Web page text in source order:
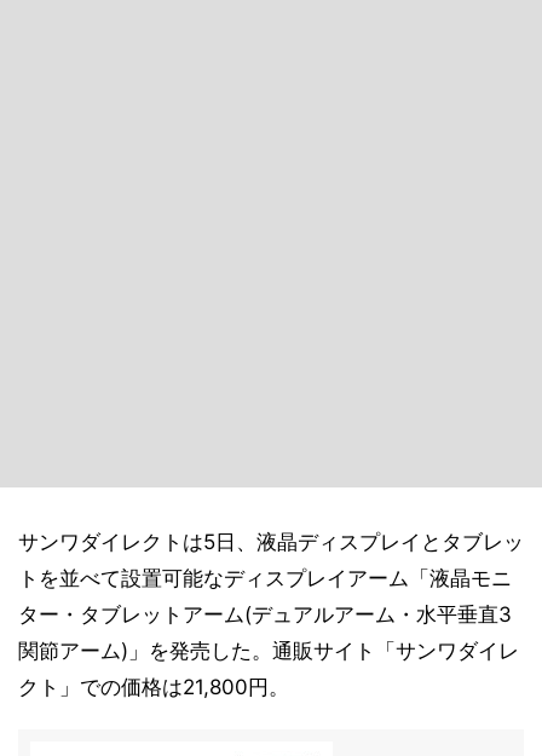
サンワダイレクトは5日、液晶ディスプレイとタブレッ
トを並べて設置可能なディスプレイアーム「液晶モニ
ター・タブレットアーム(デュアルアーム・水平垂直3
関節アーム)」を発売した。通販サイト「サンワダイレ
クト」での価格は21,800円。